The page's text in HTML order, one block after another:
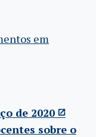
em
de 2020
sobre o